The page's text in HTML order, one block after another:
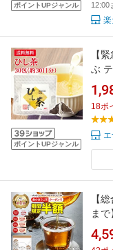
ポイントUPジャンル 12:00
ポイントUPジャンル
【
ぶ
の
康
茶
100
18ポ
【
ま
く
桑